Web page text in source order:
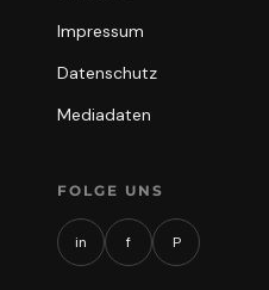
Impressum
Datenschutz
Mediadaten
FOLGE UNS
in f P